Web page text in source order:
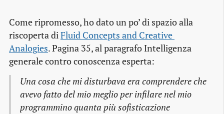
Come ripromesso, ho dato un po’ di spazio alla
riscoperta diFluid Concepts and Creative
Analogies. Pagina 35, al paragrafo Intelligenza
generale contro conoscenza esperta:
Una cosa che mi disturbava era comprendere che
avevo fatto del mio meglio per infilare nel mio
programmino quanta più sofisticazione